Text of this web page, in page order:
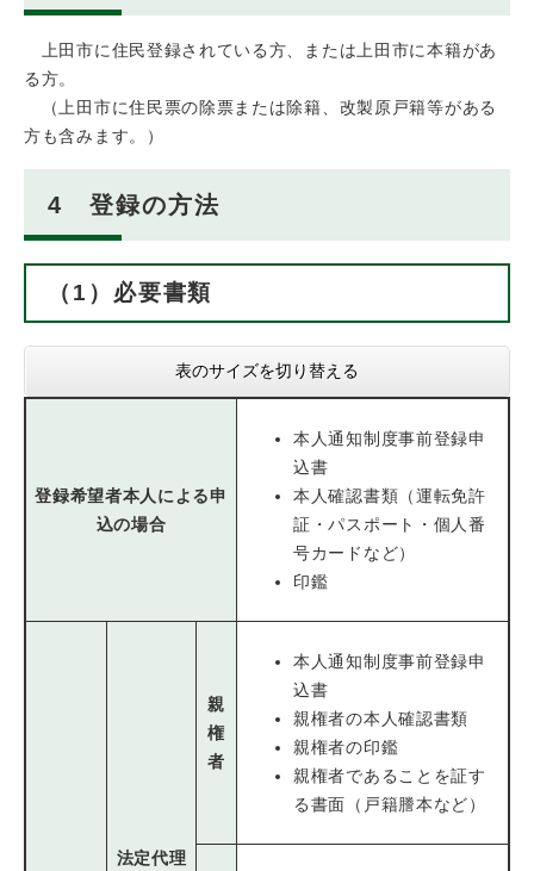
上田市に住民登録されている方、または上田市に本籍があ
る方。
（上田市に住民票の除票または除籍、改製原戸籍等がある
方も含みます。）
4 登録の方法
（1）必要書類
表のサイズを切り替える
登録希望者本人による申
込の場合
本人通知制度事前登録申
込書
本人確認書類（運転免許
証・パスポート・個人番
号カードなど）
印鑑
法定代理
親
権
者
本人通知制度事前登録申
込書
親権者の本人確認書類
親権者の印鑑
親権者であることを証す
る書面（戸籍謄本など）